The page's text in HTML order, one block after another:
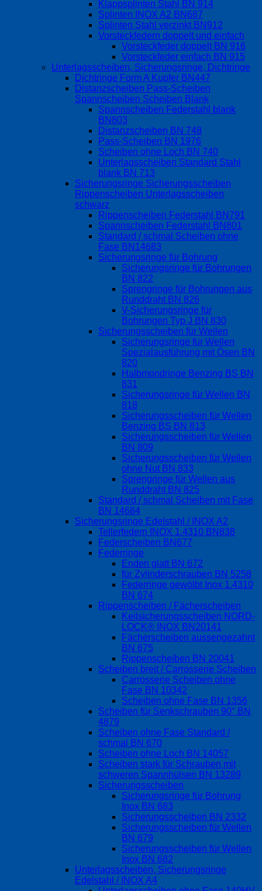
Klappsplinten Stahl BN 914
Splinten INOX A2 BN687
Splinten Stahl verzinkt BN912
Vorsteckfedern doppelt und einfach
Vorsteckfeder doppelt BN 916
Vorsteckfeder einfach BN 915
Unterlagsscheiben, Sicherungsringe, Dichtringe
Dichtringe Form A Kupfer BN447
Distanzscheiben Pass-Scheiben
Spannscheiben Scheiben Blank
Spannscheiben Federstahl blank
BN803
Distanzscheiben BN 748
Pass-Scheiben BN 1976
Scheiben ohne Loch BN 740
Unterlagsscheiben Standard Stahl
blank BN 713
Sicherungsringe Sicherungsscheiben
Rippenscheiben Unterlagsscheiben
schwarz
Rippenscheiben Federstahl BN791
Spannscheiben Federstahl BN801
Standard / schmal Scheiben ohne
Fase BN14683
Sicherungsringe für Bohrung
Sicherungsringe für Bohrungen
BN 822
Sprengringe für Bohrungen aus
Runddraht BN 826
V-Sicherungsringe für
Bohrungen Typ J BN 830
Sicherungsscheiben für Wellen
Sicherungsringe für Wellen
Spezialausführung mit Ösen BN
820
Halbmondringe Benzing BS BN
831
Sicherungsringe für Wellen BN
818
Sicherungsscheiben für Wellen
Benzing BS BN 813
Sicherungsscheiben für Wellen
BN 809
Sicherungsscheiben für Wellen
ohne Nut BN 833
Sprengringe für Wellen aus
Runddraht BN 825
Standard / schmal Scheiben mit Fase
BN 14684
Sicherungsringe Edelstahl / INOX A2
Tellerfedern INOX 1.4310 BN838
Federscheiben BN677
Federringe
Enden glatt BN 672
für Zylinderschrauben BN 5258
Federringe gewölbt Inox 1.4310
BN 674
Rippenscheiben / Fächerscheiben
Keilsicherungsscheiben NORD-
LOCK® INOX BN20141
Fächerscheiben aussengezahnt
BN 675
Rippenscheiben BN 20041
Scheiben breit / Carrosserie Scheiben
Carrosserie Scheiben ohne
Fase BN 10342
Scheiben ohne Fase BN 1356
Scheiben für Senkschrauben 90° BN
4879
Scheiben ohne Fase Standard /
schmal BN 670
Scheiben ohne Loch BN 14057
Scheiben stark für Schrauben mit
schweren Spannhülsen BN 13289
Sicherungsscheiben
Sicherungsringe für Bohrung
Inox BN 683
Sicherungsscheiben BN 2332
Sicherungsscheiben für Wellen
BN 679
Sicherungsscheiben für Wellen
Inox BN 682
Unterlagsscheiben, Sicherungsringe
Edelstahl / INOX A4